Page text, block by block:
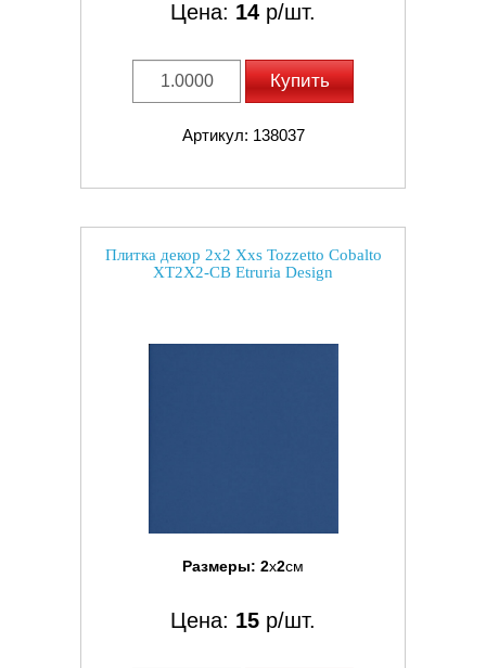
Цена: 14 р/шт.
Купить
Артикул: 138037
Плитка декор 2x2 Xxs Tozzetto Cobalto
XT2X2-CB Etruria Design
Размеры: 2x2см
Цена: 15 р/шт.